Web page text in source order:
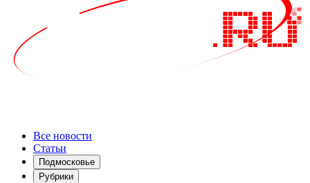
Все новости
Статьи
Подмосковье
Рубрики